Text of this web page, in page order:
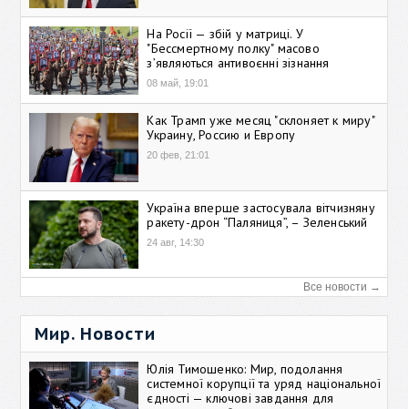
На Росії — збій у матриці. У
"Бессмертному полку" масово
зʼявляються антивоєнні зізнання
08 май, 19:01
Как Трамп уже месяц "склоняет к миру"
Украину, Россию и Европу
20 фев, 21:01
Україна вперше застосувала вітчизняну
ракету-дрон “Паляниця”, – Зеленський
24 авг, 14:30
Все новости →
Мир. Новости
Юлія Тимошенко: Мир, подолання
системної корупції та уряд національної
єдності — ключові завдання для